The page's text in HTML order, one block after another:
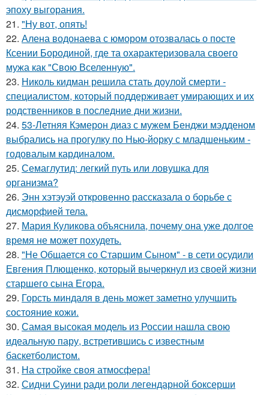
эпоху выгорания.
21. "Ну вот, опять!
22. Алена водонаева с юмором отозвалась о посте
Ксении Бородиной, где та охарактеризовала своего
мужа как "Свою Вселенную".
23. Николь кидман решила стать доулой смерти -
специалистом, который поддерживает умирающих и их
родственников в последние дни жизни.
24. 53-Летняя Кэмерон диаз с мужем Бенджи мэдденом
выбрались на прогулку по Нью-йорку с младшеньким -
годовалым кардиналом.
25. Семаглутид: легкий путь или ловушка для
организма?
26. Энн хэтэуэй откровенно рассказала о борьбе с
дисморфией тела.
27. Мария Куликова объяснила, почему она уже долгое
время не может похудеть.
28. "Не Общается со Старшим Сыном" - в сети осудили
Евгения Плющенко, который вычеркнул из своей жизни
старшего сына Егора.
29. Горсть миндаля в день может заметно улучшить
состояние кожи.
30. Самая высокая модель из России нашла свою
идеальную пару, встретившись с известным
баскетболистом.
31. На стройке своя атмосфера!
32. Сидни Суини ради роли легендарной боксерши